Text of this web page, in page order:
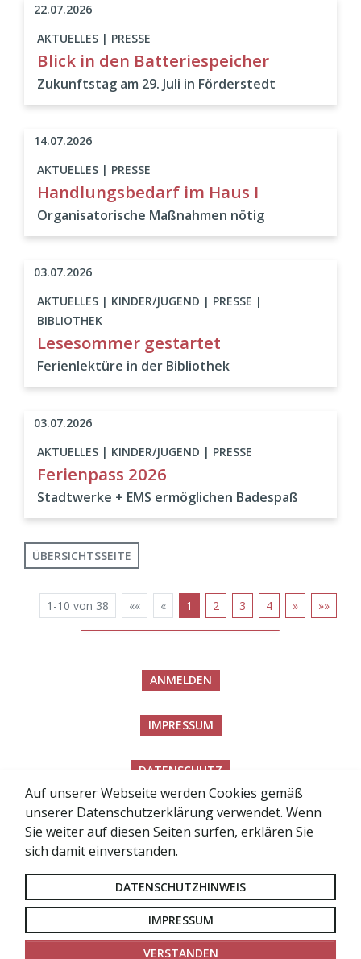
Auf unserer Webseite werden Cookies gemäß
unserer Datenschutzerklärung verwendet. Wenn
Sie weiter auf diesen Seiten surfen, erklären Sie
sich damit einverstanden.
DATENSCHUTZHINWEIS
IMPRESSUM
VERSTANDEN
AKTUELLES | PRESSE
Blick in den Batteriespeicher
Zukunftstag am 29. Juli in Förderstedt
22.07.2026
AKTUELLES | PRESSE
Handlungsbedarf im Haus I
Organisatorische Maßnahmen nötig
14.07.2026
AKTUELLES | KINDER/JUGEND | PRESSE |
BIBLIOTHEK
Lesesommer gestartet
Ferienlektüre in der Bibliothek
03.07.2026
AKTUELLES | KINDER/JUGEND | PRESSE
Ferienpass 2026
Stadtwerke + EMS ermöglichen Badespaß
03.07.2026
ÜBERSICHTSSEITE
1-10 von 38 «« « 1 2 3 4 » »»
ANMELDEN
IMPRESSUM
DATENSCHUTZ
BARRIEREFREIHEITSERKLÄRUNG
SITEMAP
LOGIN FÜR RÄTE